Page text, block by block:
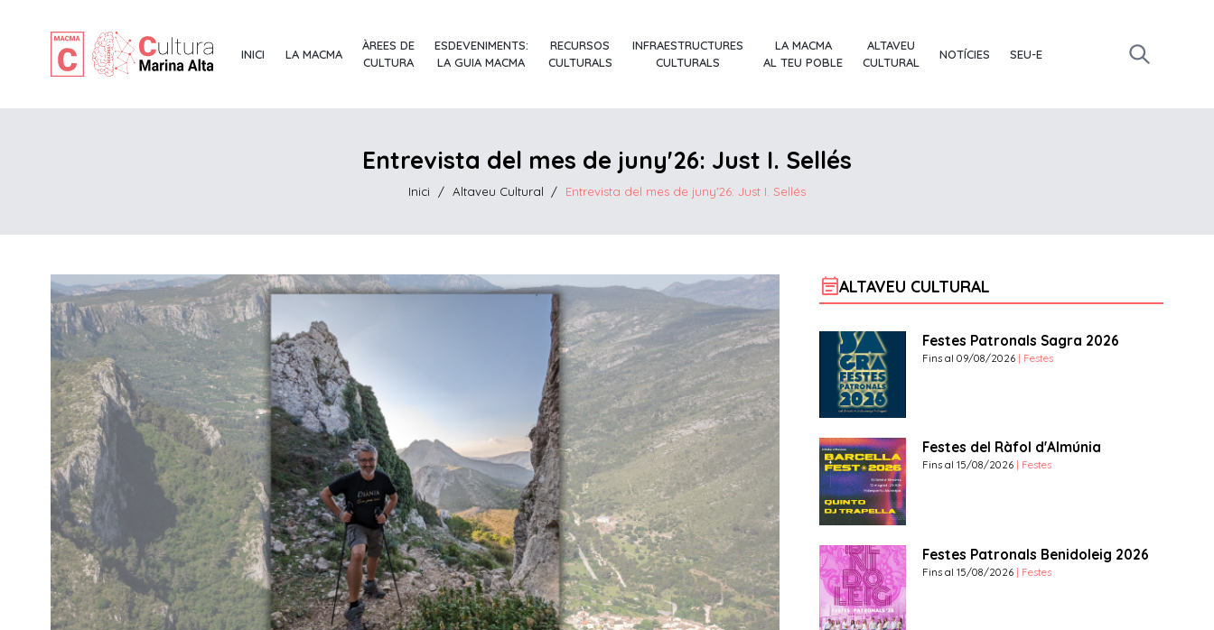
INICI LA MACMA
ÀREES DE
CULTURA
ESDEVENIMENTS:
LA GUIA MACMA
RECURSOS
CULTURALS
INFRAESTRUCTURES
CULTURALS
LA MACMA
AL TEU POBLE
ALTAVEU
CULTURAL
NOTÍCIES SEU-E
Entrevista del mes de juny'26: Just I. Sellés
Inici / Altaveu Cultural / Entrevista del mes de juny'26: Just I. Sellés
event_noteALTAVEU CULTURAL
Festes Patronals Sagra 2026
Fins al 09/08/2026 | Festes
Festes del Ràfol d'Almúnia
Fins al 15/08/2026 | Festes
Festes Patronals Benidoleig 2026
Fins al 15/08/2026 | Festes